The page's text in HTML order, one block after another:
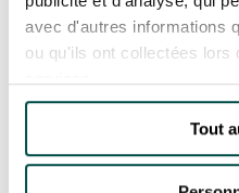
avec d'autres informations
ou qu'ils ont collectées lors
Tout
GRATUITES
JOURNÉE «
EN FAMILLE »
spectateurs de